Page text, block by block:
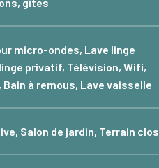
micro-ondes, Lave linge
privatif, Télévision, Wifi,
à remous, Lave vaisselle
Salon de jardin, Terrain clos